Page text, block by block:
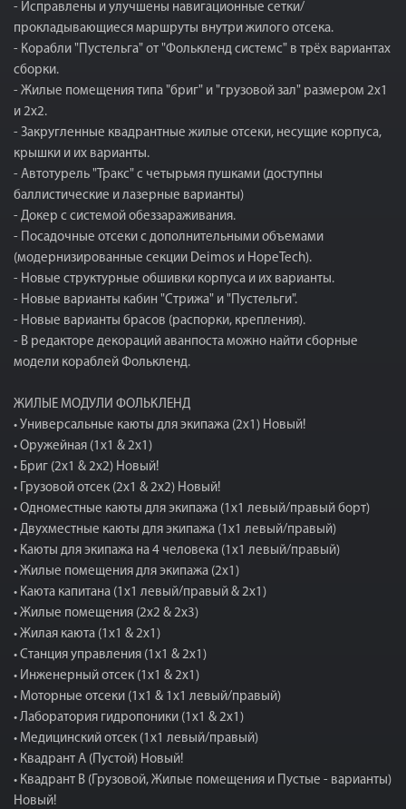
- Исправлены и улучшены навигационные сетки/
прокладывающиеся маршруты внутри жилого отсека.
- Корабли "Пустельга" от "Фолькленд системс" в трёх вариантах
сборки.
- Жилые помещения типа "бриг" и "грузовой зал" размером 2x1
и 2x2.
- Закругленные квадрантные жилые отсеки, несущие корпуса,
крышки и их варианты.
- Автотурель "Тракс" с четырьмя пушками (доступны
баллистические и лазерные варианты)
- Докер с системой обеззараживания.
- Посадочные отсеки с дополнительными объемами
(модернизированные секции Deimos и HopeTech).
- Новые структурные обшивки корпуса и их варианты.
- Новые варианты кабин "Стрижа" и "Пустельги".
- Новые варианты брасов (распорки, крепления).
- В редакторе декораций аванпоста можно найти сборные
модели кораблей Фолькленд.
ЖИЛЫЕ МОДУЛИ ФОЛЬКЛЕНД
• Универсальные каюты для экипажа (2x1) Новый!
• Оружейная (1x1 & 2x1)
• Бриг (2x1 & 2x2) Новый!
• Грузовой отсек (2x1 & 2x2) Новый!
• Одноместные каюты для экипажа (1x1 левый/правый борт)
• Двухместные каюты для экипажа (1x1 левый/правый)
• Каюты для экипажа на 4 человека (1x1 левый/правый)
• Жилые помещения для экипажа (2x1)
• Каюта капитана (1x1 левый/правый & 2x1)
• Жилые помещения (2x2 & 2x3)
• Жилая каюта (1x1 & 2x1)
• Станция управления (1x1 & 2x1)
• Инженерный отсек (1x1 & 2x1)
• Моторные отсеки (1x1 & 1x1 левый/правый)
• Лаборатория гидропоники (1x1 & 2x1)
• Медицинский отсек (1x1 левый/правый)
• Квадрант A (Пустой) Новый!
• Квадрант B (Грузовой, Жилые помещения и Пустые - варианты)
Новый!